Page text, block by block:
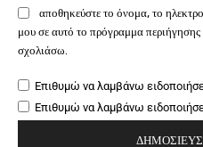
αποθηκεύστε το όνομα, το
μου σε αυτό το πρόγραμμα
σχολιάσω.
Επιθυμώ να λαμβάνω
Επιθυμώ να λαμβάνω